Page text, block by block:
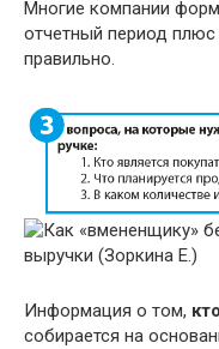
Многие компании
отчетный период
правильно.
Информация о том,
собирается на